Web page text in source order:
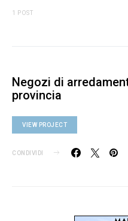
1 POST
Negozi di
provincia
VIEW PROJECT
CONDIVIDI